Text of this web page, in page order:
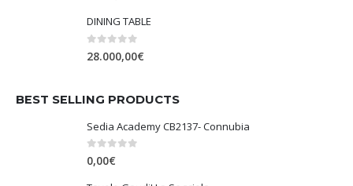
DINING TABLE
0 Su 5
28.000,00€
BEST SELLING PRODUCTS
Sedia Academy CB2137- Connubia
0 Su 5
0,00€